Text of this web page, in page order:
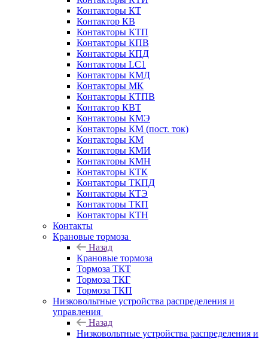
Контакторы КТ
Контактор КВ
Контакторы КТП
Контакторы КПВ
Контакторы КПД
Контакторы LC1
Контакторы КМД
Контакторы МК
Контакторы КТПВ
Контактор КВТ
Контакторы КМЭ
Контакторы КМ (пост. ток)
Контакторы КМ
Контакторы КМИ
Контакторы КМН
Контакторы КТК
Контакторы ТКПД
Контакторы КТЭ
Контакторы ТКП
Контакторы КТН
Контакты
Крановые тормоза
Назад
Крановые тормоза
Тормоза ТКТ
Тормоза ТКГ
Тормоза ТКП
Низковольтные устройства распределения и
управления
Назад
Низковольтные устройства распределения и